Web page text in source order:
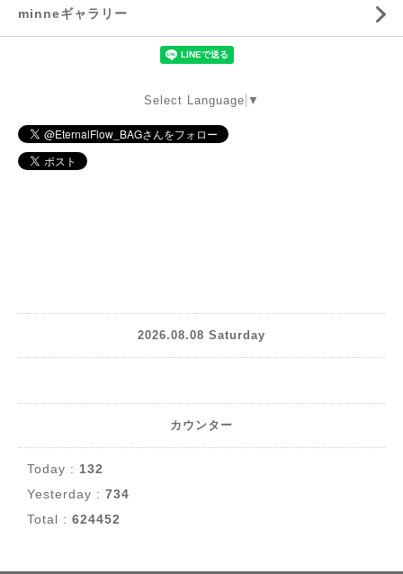
minneギャラリー
Select Language ▼
2026.08.08 Saturday
カウンター
Today : 132
Yesterday : 734
Total : 624452